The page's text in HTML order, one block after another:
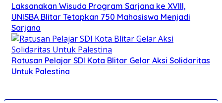
Laksanakan Wisuda Program Sarjana ke XVIII,
UNISBA Blitar Tetapkan 750 Mahasiswa Menjadi
Sarjana
Ratusan Pelajar SDI Kota Blitar Gelar Aksi Solidaritas
Untuk Palestina